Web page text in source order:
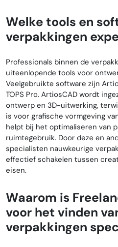
Welke tools en
verpakkingen
Professionals binnen de
uiteenlopende tools voor
Veelgebruikte software zijn
TOPS Pro. ArtiosCAD wordt
ontwerp en 3D-uitwerking,
is voor grafische vormgeving
helpt bij het optimaliseren van
ruimtegebruik. Door deze en
specialisten nauwkeurige
effectief schakelen tussen
eisen.
Waarom is
voor het vinden
verpakkingen